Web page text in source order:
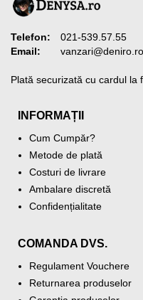
Telefon:
021-539.57.55
Email:
vanzari@deniro.ro
Plată securizată cu cardul la
INFORMAȚII
Cum Cumpăr?
Metode de plată
Costuri de livrare
Ambalare discretă
Confidențialitate
COMANDA DVS.
Regulament Vouchere
Returnarea produselor